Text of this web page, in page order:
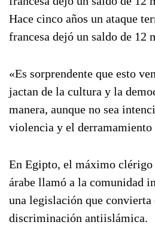
Hace cinco años un ataque
francesa dejó un saldo de 12
«Es sorprendente que esto
jactan de la cultura y la
manera, aunque no sea
violencia y el derramamiento
En Egipto, el máximo clérigo
árabe llamó a la comunidad
una legislación que
discriminación antiislámica.